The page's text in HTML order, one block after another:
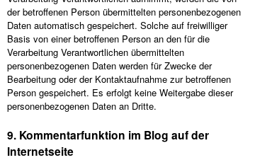
der betroffenen Person übermittelten personenbezogenen
Daten automatisch gespeichert. Solche auf freiwilliger
Basis von einer betroffenen Person an den für die
Verarbeitung Verantwortlichen übermittelten
personenbezogenen Daten werden für Zwecke der
Bearbeitung oder der Kontaktaufnahme zur betroffenen
Person gespeichert. Es erfolgt keine Weitergabe dieser
personenbezogenen Daten an Dritte.
9. Kommentarfunktion im Blog auf der
Internetseite